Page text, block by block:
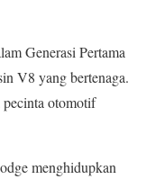
Generasi Pertama
V8 yang bertenaga.
otomotif
menghidupkan